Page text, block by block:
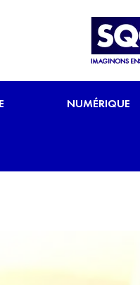
NUMÉRIQUE